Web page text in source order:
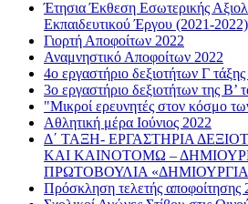
Έτησια Έκθεση Εσωτερικής
Εκπαιδευτικού Έργου (2021-2022)
Γιορτή Αποφοίτων 2022
Αναμνηστικό Αποφοίτων 2022
4ο εργαστήριο δεξιοτήτων Γ
3ο εργαστήριο δεξιοτήτων της Β’
"Μικροί ερευνητές στον κόσμο
Αθλητική μέρα Ιούνιος 2022
Δ΄ ΤΑΞΗ- ΕΡΓΑΣΤΗΡΙΑ
ΚΑΙ ΚΑΙΝΟΤΟΜΩ –
ΠΡΩΤΟΒΟΥΛΙΑ
Πρόσκληση τελετής αποφοίτησης